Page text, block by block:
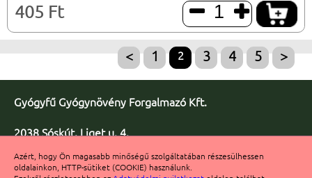
Azért, hogy Ön magasabb minőségű szolgáltatában részesülhessen
oldalainkon, HTTP-sütiket (COOKIE) használunk.
405 Ft  
< 1 2 3 4 5 >
Gyógyfű Gyógynövény Forgalmazó Kft.
2038 Sóskút, Liget u. 4.
Fax: +36 23 347-091